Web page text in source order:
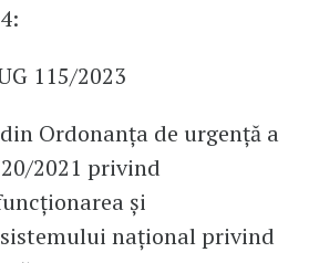
115/2023
Ordonanța de urgență a
2021 privind
și
național privind